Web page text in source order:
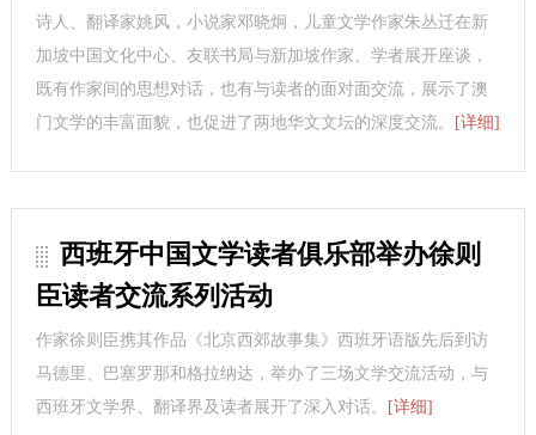
诗人、翻译家姚风，小说家邓晓炯，儿童文学作家朱丛迁在新
加坡中国文化中心、友联书局与新加坡作家、学者展开座谈，
既有作家间的思想对话，也有与读者的面对面交流，展示了澳
门文学的丰富面貌，也促进了两地华文文坛的深度交流。
[详细]
西班牙中国文学读者俱乐部举办徐则
臣读者交流系列活动
作家徐则臣携其作品《北京西郊故事集》西班牙语版先后到访
马德里、巴塞罗那和格拉纳达，举办了三场文学交流活动，与
西班牙文学界、翻译界及读者展开了深入对话。
[详细]